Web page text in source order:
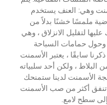
وهي: العنف يستخدم
ملمسًا خشنًا بدلاً من
لتقليل الانزلاق ، وهي
وحول حمامات السباحة
سابقًا ، يعتبر الأسمنت
البلاط ، ولكن أحد سلبياته
الأسمنت لدينا ستمنحك
أكثر من صب الأسمنت
إلى سطح لامع.